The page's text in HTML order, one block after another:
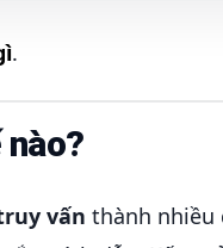
.
vấn thành nhiều